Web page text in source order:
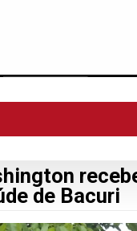
de Bacuri